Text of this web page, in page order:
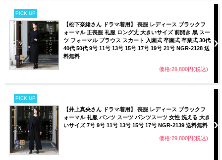
PICK UP
【松下奈緒さん ドラマ着用】 喪服 レディース ブラックフ
ォーマル 正喪服 礼服 ロング丈 大きいサイズ 前開き 黒 スー
ツ フォーマル ブラウス スカート 入園式 卒園式 卒業式 30代
40代 50代 9号 11号 13号 15号 17号 19号 21号 NGR-2128 送
料無料
価格:29,800円(税込)
PICK UP
【井上真央さん ドラマ着用】 喪服 レディース ブラックフ
ォーマル 礼服 パンツ スーツ パンツスーツ 女性 洗える 大き
いサイズ 7号 9号 11号 13号 15号 17号 NGR-2139 送料無料
価格:29,800円(税込)